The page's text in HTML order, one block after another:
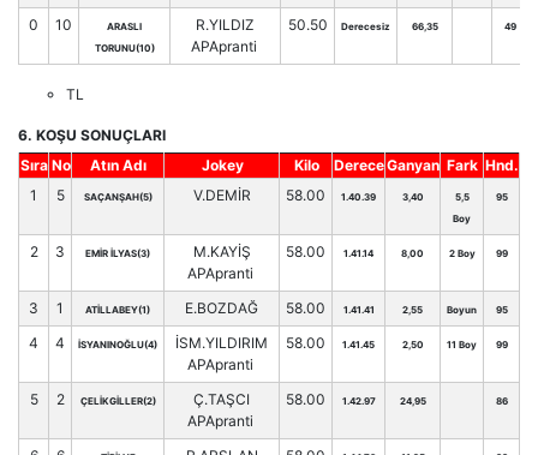
0 10
ARASLI
TORUNU(10)
R.YILDIZ
APApranti
50.50 Derecesiz 66,35 49
TL
6. KOŞU SONUÇLARI
Sıra No Atın Adı Jokey Kilo DereceGanyan Fark Hnd.
1
5 SAÇANŞAH(5) V.DEMİR 58.00 1.40.39 3,40
5,5
Boy
95
2 3 EMİR İLYAS(3)
M.KAYİŞ
APApranti
58.00 1.41.14 8,00 2 Boy 99
3 1 ATİLLABEY(1) E.BOZDAĞ 58.00 1.41.41 2,55 Boyun 95
4 4 İSYANINOĞLU(4)
İSM.YILDIRIM
APApranti
58.00 1.41.45 2,50 11 Boy 99
5 2 ÇELİKGİLLER(2)
Ç.TAŞCI
APApranti
58.00 1.42.97 24,95 86